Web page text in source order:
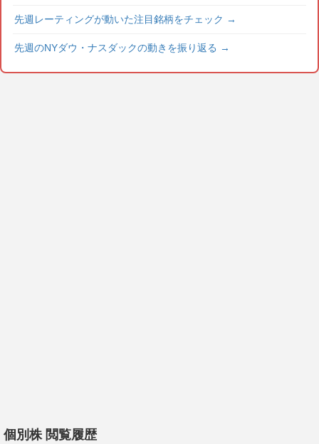
先週レーティングが動いた注目銘柄をチェック →
先週のNYダウ・ナスダックの動きを振り返る →
個別株 閲覧履歴